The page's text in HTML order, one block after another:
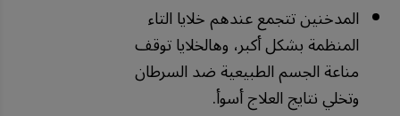
المدخنين تتجمع عندهم خلايا التاء
المنظمة بشكل أكبر، وهالخلايا توقف
مناعة الجسم الطبيعية ضد السرطان
وتخلي نتايج العلاج أسوأ.